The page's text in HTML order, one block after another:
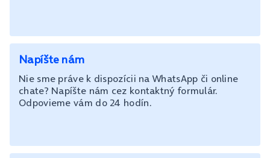
Napíšte nám
Nie sme práve k dispozícii na WhatsApp či online
chate? Napíšte nám cez kontaktný formulár.
Odpovieme vám do 24 hodín.